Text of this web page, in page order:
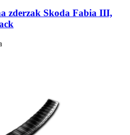
zderzak Skoda Fabia III,